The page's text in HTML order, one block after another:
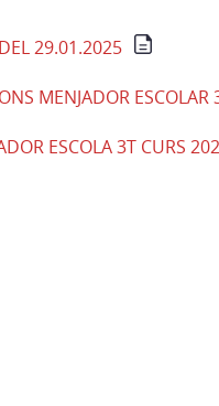
29.01.2025
MENJADOR
ESCOLA 3T CURS